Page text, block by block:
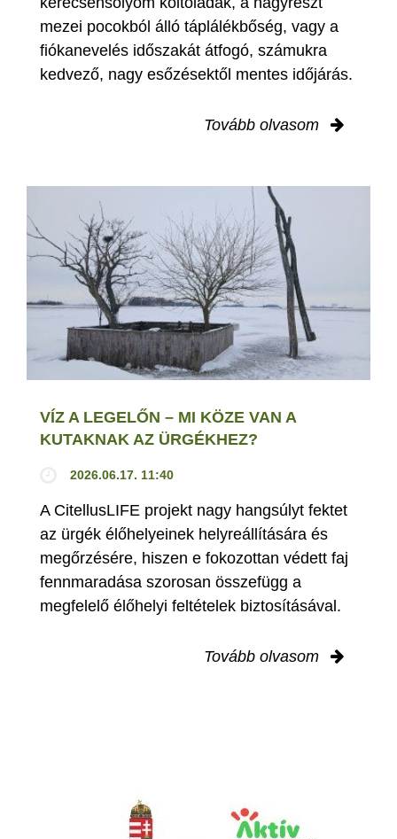
mezei pocokból álló táplálékbőség, vagy a
fiókanevelés időszakát átfogó, számukra
kedvező, nagy esőzésektől mentes időjárás.
Tovább olvasom
VÍZ A LEGELŐN – MI KÖZE VAN A
KUTAKNAK AZ ÜRGÉKHEZ?
2026.06.17. 11:40
A CitellusLIFE projekt nagy hangsúlyt fektet
az ürgék élőhelyeinek helyreállítására és
megőrzésére, hiszen e fokozottan védett faj
fennmaradása szorosan összefügg a
megfelelő élőhelyi feltételek biztosításával.
Tovább olvasom